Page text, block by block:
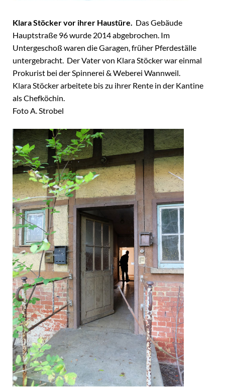
Klara Stöcker vor ihrer Haustüre. Das Gebäude
Hauptstraße 96 wurde 2014 abgebrochen. Im
Untergeschoß waren die Garagen, früher Pferdeställe
untergebracht. Der Vater von Klara Stöcker war einmal
Prokurist bei der Spinnerei & Weberei Wannweil.
Klara Stöcker arbeitete bis zu ihrer Rente in der Kantine
als Chefköchin.
Foto A. Strobel